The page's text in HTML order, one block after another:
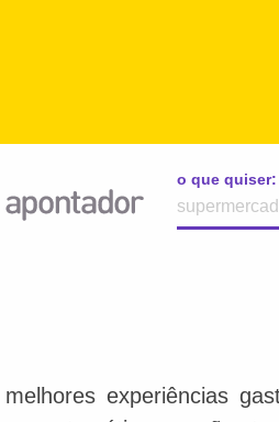
o que quiser:
experiências